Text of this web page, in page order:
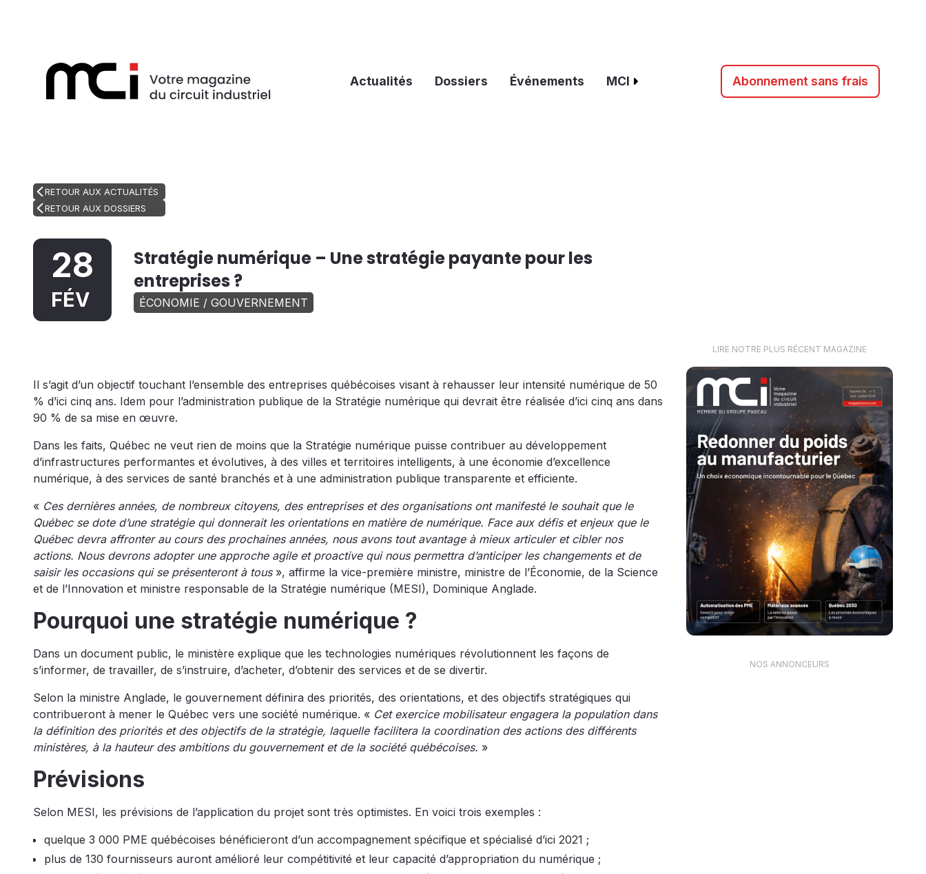
Actualités Dossiers Événements MCI Abonnement sans frais
RETOUR AUX ACTUALITÉS
RETOUR AUX DOSSIERS
28
FÉV
Stratégie numérique – Une stratégie payante pour les
entreprises ?
ÉCONOMIE / GOUVERNEMENT
Il s’agit d’un objectif touchant l’ensemble des entreprises québécoises visant à rehausser leur intensité numérique de 50
% d’ici cinq ans. Idem pour l’administration publique de la Stratégie numérique qui devrait être réalisée d’ici cinq ans dans
90 % de sa mise en œuvre.
Dans les faits, Québec ne veut rien de moins que la Stratégie numérique puisse contribuer au développement
d’infrastructures performantes et évolutives, à des villes et territoires intelligents, à une économie d’excellence
numérique, à des services de santé branchés et à une administration publique transparente et efficiente.
« Ces dernières années, de nombreux citoyens, des entreprises et des organisations ont manifesté le souhait que le
Québec se dote d’une stratégie qui donnerait les orientations en matière de numérique. Face aux défis et enjeux que le
Québec devra affronter au cours des prochaines années, nous avons tout avantage à mieux articuler et cibler nos
actions. Nous devrons adopter une approche agile et proactive qui nous permettra d’anticiper les changements et de
saisir les occasions qui se présenteront à tous», affirme la vice-première ministre, ministre de l’Économie, de la Science
et de l’Innovation et ministre responsable de la Stratégie numérique (MESI), Dominique Anglade.
Pourquoi une stratégie numérique ?
Dans un document public, le ministère explique que les technologies numériques révolutionnent les façons de
s’informer, de travailler, de s’instruire, d’acheter, d’obtenir des services et de se divertir.
Selon la ministre Anglade, le gouvernement définira des priorités, des orientations, et des objectifs stratégiques qui
contribueront à mener le Québec vers une société numérique. « Cet exercice mobilisateur engagera la population dans
la définition des priorités et des objectifs de la stratégie, laquelle facilitera la coordination des actions des différents
ministères, à la hauteur des ambitions du gouvernement et de la société québécoises. »
Prévisions
Selon MESI, les prévisions de l’application du projet sont très optimistes. En voici trois exemples :
quelque 3 000 PME québécoises bénéficieront d’un accompagnement spécifique et spécialisé d’ici 2021 ;
plus de 130 fournisseurs auront amélioré leur compétitivité et leur capacité d’appropriation du numérique ;
LIRE NOTRE PLUS RÉCENT MAGAZINE
NOS ANNONCEURS